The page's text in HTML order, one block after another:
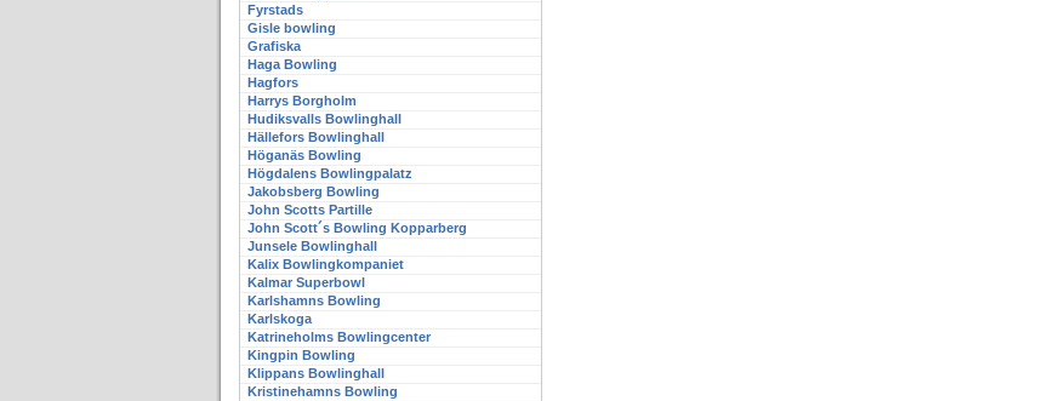
Fyrstads
Gisle bowling
Grafiska
Haga Bowling
Hagfors
Harrys Borgholm
Hudiksvalls Bowlinghall
Hällefors Bowlinghall
Höganäs Bowling
Högdalens Bowlingpalatz
Jakobsberg Bowling
John Scotts Partille
John Scott´s Bowling Kopparberg
Junsele Bowlinghall
Kalix Bowlingkompaniet
Kalmar Superbowl
Karlshamns Bowling
Karlskoga
Katrineholms Bowlingcenter
Kingpin Bowling
Klippans Bowlinghall
Kristinehamns Bowling